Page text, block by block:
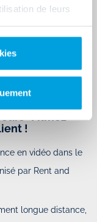
de leurs
"Filmez-
!
en vidéo dans le
par Rent and
longue distance,